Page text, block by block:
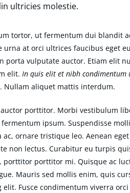
ultricies molestie.
tortor, ut fermentum dui blandit
urna at orci ultrices faucibus eget
porta vulputate auctor. Etiam elit
elit. In quis elit et nibh condimentum
Nullam aliquet mattis interdum.
porttitor. Morbi vestibulum
ipsum. Suspendisse
ac, ornare tristique leo. Aenean
non lectus. Curabitur eu turpis
porttitor porttitor mi. Quisque ac
Mauris sed mollis enim, quis
Fusce condimentum viverra